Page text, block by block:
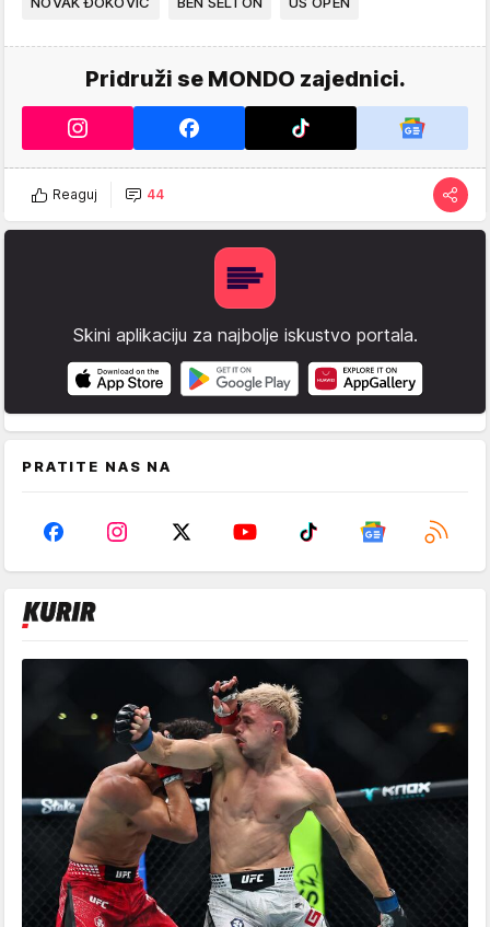
Pridruži se MONDO zajednici.
Reaguj 44
Skini aplikaciju za najbolje iskustvo portala.
PRATITE NAS NA